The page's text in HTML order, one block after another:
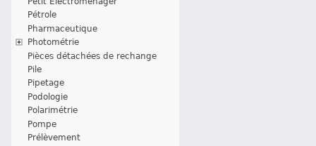
Pétrole
Pharmaceutique
Photométrie
Pièces détachées de rechange
Pile
Pipetage
Podologie
Polarimétrie
Pompe
Prélèvement